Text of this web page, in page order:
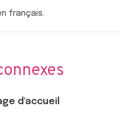
français.
d'accueil